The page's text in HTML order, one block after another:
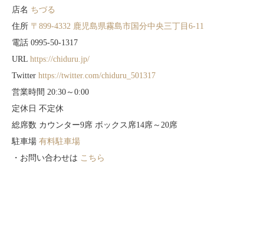
店名 ちづる
住所 〒899-4332 鹿児島県霧島市国分中央三丁目6-11
電話 0995-50-1317
URL https://chiduru.jp/
Twitter https://twitter.com/chiduru_501317
営業時間 20:30～0:00
定休日 不定休
総席数 カウンター9席 ボックス席14席～20席
駐車場 有料駐車場
・お問い合わせは こちら